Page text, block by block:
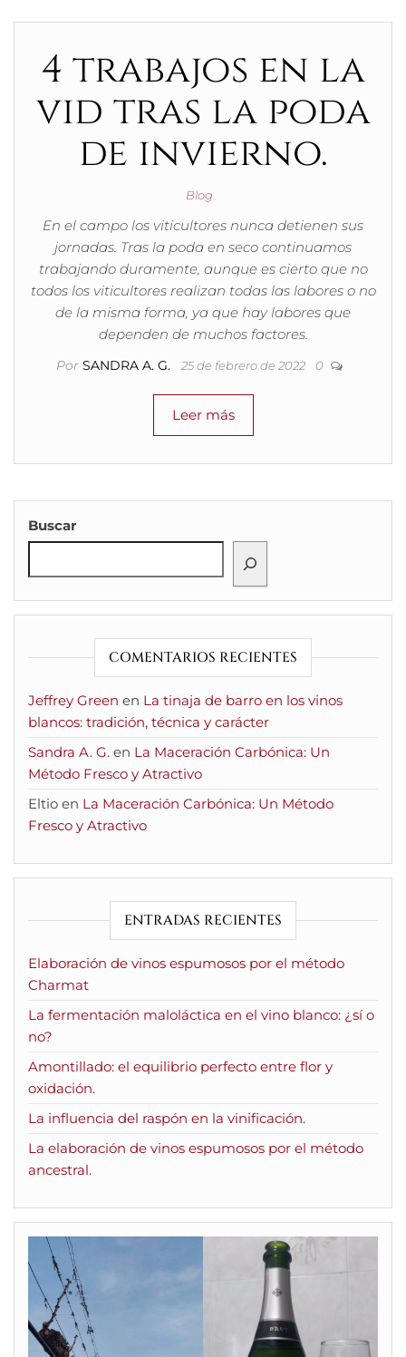
4 trabajos en la
vid tras la poda
de invierno.
Blog
En el campo los viticultores nunca detienen sus
jornadas. Tras la poda en seco continuamos
trabajando duramente, aunque es cierto que no
todos los viticultores realizan todas las labores o no
de la misma forma, ya que hay labores que
dependen de muchos factores.
Por SANDRA A. G. 25 de febrero de 2022 0
Leer más
Buscar
COMENTARIOS RECIENTES
Jeffrey Green en La tinaja de barro en los vinos
blancos: tradición, técnica y carácter
Sandra A. G. en La Maceración Carbónica: Un
Método Fresco y Atractivo
Eltio en La Maceración Carbónica: Un Método
Fresco y Atractivo
ENTRADAS RECIENTES
Elaboración de vinos espumosos por el método
Charmat
La fermentación maloláctica en el vino blanco: ¿sí o
no?
Amontillado: el equilibrio perfecto entre flor y
oxidación.
La influencia del raspón en la vinificación.
La elaboración de vinos espumosos por el método
ancestral.